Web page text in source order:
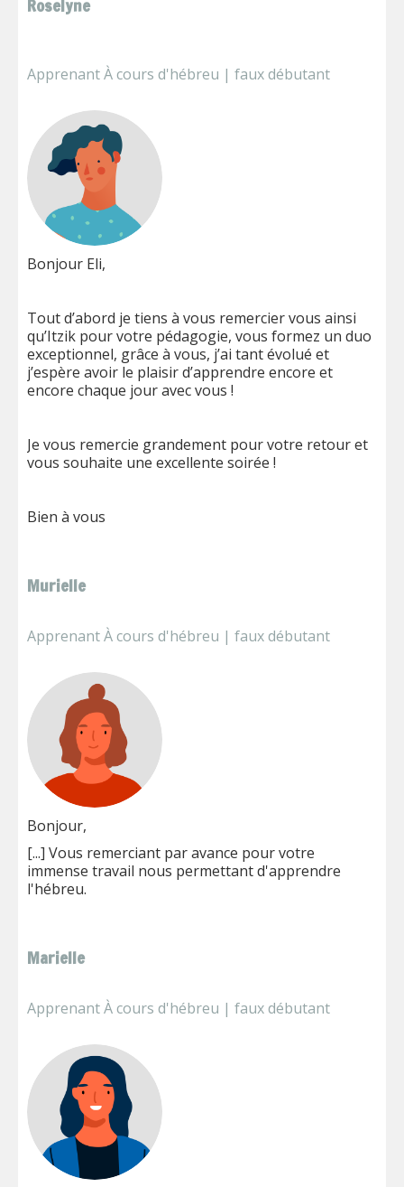
Roselyne
Apprenant À cours d'hébreu | faux débutant
Bonjour Eli,
Tout d’abord je tiens à vous remercier vous ainsi
qu’Itzik pour votre pédagogie, vous formez un duo
exceptionnel, grâce à vous, j’ai tant évolué et
j’espère avoir le plaisir d’apprendre encore et
encore chaque jour avec vous !
Je vous remercie grandement pour votre retour et
vous souhaite une excellente soirée !
Bien à vous
Murielle
Apprenant À cours d'hébreu | faux débutant
Bonjour,
[...] Vous remerciant par avance pour votre
immense travail nous permettant d'apprendre
l'hébreu.
Marielle
Apprenant À cours d'hébreu | faux débutant